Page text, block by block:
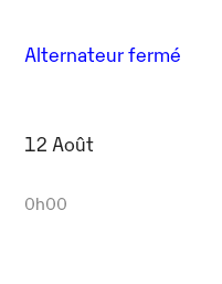
Alternateur fermé
12 Août
0h00